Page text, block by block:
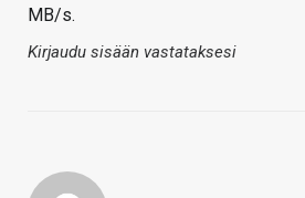
MB/s.
Kirjaudu sisään vastataksesi